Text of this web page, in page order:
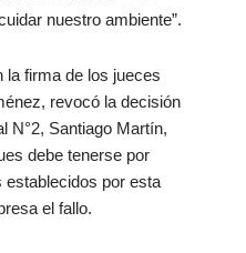
nuestro ambiente”.
la firma de los jueces
revocó la decisión
N°2, Santiago Martín,
debe tenerse por
establecidos por esta
el fallo.